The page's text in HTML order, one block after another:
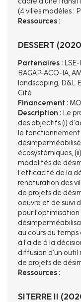
(4 villes modèles :
Ressources :
DESSERT
Partenaires :
BAGAP-ACO-IA,
landscaping, D&L
Cité
Financement :
Description : Le
des objectifs (i)
le
écosystémiques,
modalités de
l’efficacité de la
renaturation des
de projets de
oeuvre et de suivi
pour
au cours du
à l’aide à la
diffusion d’un
de projets de
Ressources :
SITERRE II